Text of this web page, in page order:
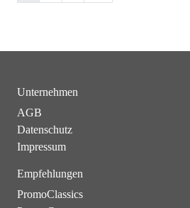
Unternehmen
AGB
Datenschutz
Impressum
Empfehlungen
PromoClassics